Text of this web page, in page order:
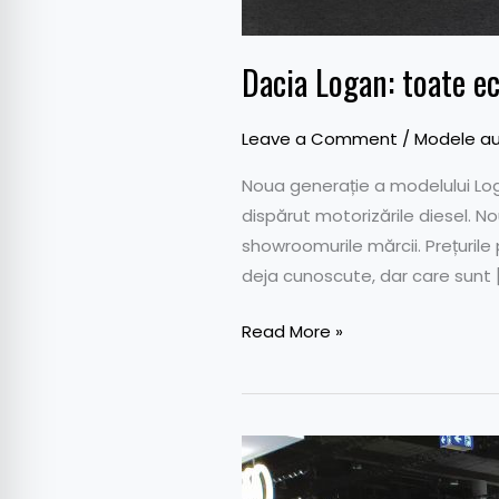
Dacia Logan: toate
Leave a Comment / Modele
Noua generație a modelului
dispărut motorizările diesel.
showroomurile mărcii.
deja cunoscute, dar care sunt
Read More »
Primele
impresii